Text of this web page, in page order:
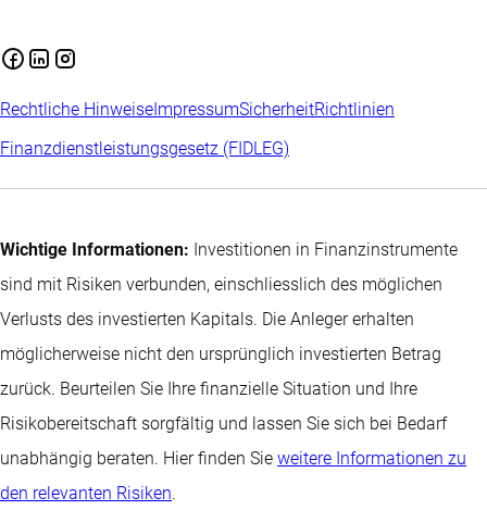
Rechtliche HinweiseImpressumSicherheitRichtlinien
Finanzdienstleistungsgesetz (FIDLEG)
Wichtige Informationen: Investitionen in Finanzinstrumente
sind mit Risiken verbunden, einschliesslich des möglichen
Verlusts des investierten Kapitals. Die Anleger erhalten
möglicherweise nicht den ursprünglich investierten Betrag
zurück. Beurteilen Sie Ihre finanzielle Situation und Ihre
Risikobereitschaft sorgfältig und lassen Sie sich bei Bedarf
unabhängig beraten. Hier finden Sie weitere Informationen zu
den relevanten Risiken.